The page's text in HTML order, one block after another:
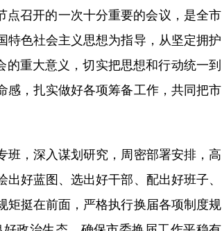
点召开的一次十分重要的会议，是全市
特色社会主义思想为指导，从坚定拥护
重大意义，切实把思想和行动统一到
感，扎实做好各项筹备工作，共同把市
班，深入谋划研究，周密部署安排，高
好蓝图、选出好干部、配出好班子、
矩挺在前面，严格执行换届各项制度规